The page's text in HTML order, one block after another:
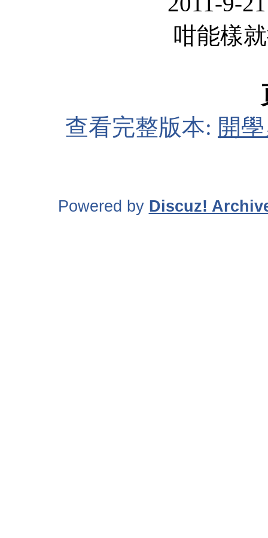
咁能樣
查看完整版本: 開
Powered by Discuz!